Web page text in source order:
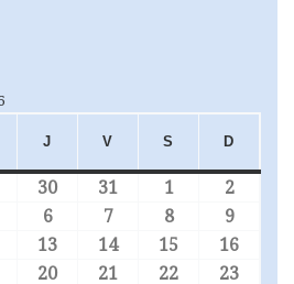
MERCREDI
J JEUDIV VENDREDI
S SAMEDI
D
2026
29 juillet 2026
30 30 juillet 2026
31 31 juillet 2026
1 1 août 2026
2
5 août 2026
6 6 août 2026
7 7 août 2026
8 8 août 2026
9
2026
12 août 2026
13 13 août 2026
1414 août 2026
15 15 août 2026
16
2026
19 août 2026
20 20 août 2026
21 21 août 2026
22 22 août 2026
23